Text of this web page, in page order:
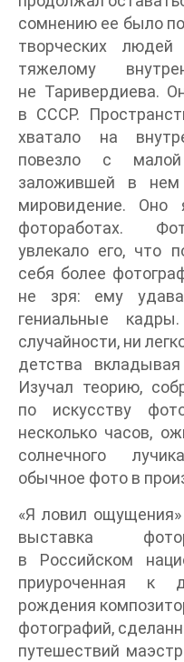
сомнению ее было
творческих
тяжелому
не Таривердиева.
в СССР.
хватало на
повезло с
заложившей в нем
мировидение. Оно
фотоработах.
увлекало его, что
себя более
не зря: ему
гениальные
случайности, ни
детства
Изучал теорию,
по искусству
несколько часов,
солнечного
обычное фото в
«Я ловил
выставка
в Российском
приуроченная к
рождения
фотографий,
путешествий